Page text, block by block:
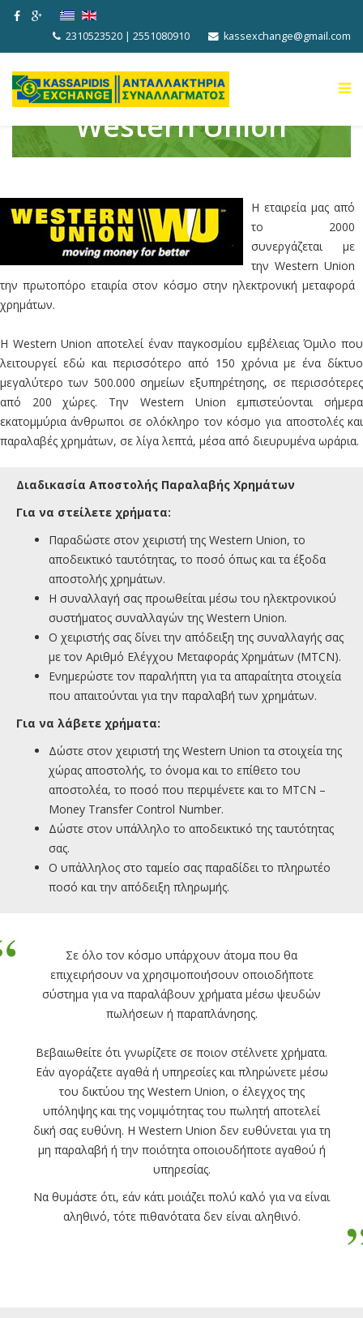
2310523520 | 2551080910 kassexchange@gmail.com
Western Union
Η εταιρεία μας από
το 2000
συνεργάζεται με
την Western Union
την πρωτοπόρο εταιρία στον κόσμο στην ηλεκτρονική μεταφορά
χρημάτων.
Η Western Union αποτελεί έναν παγκοσμίου εμβέλειας Όμιλο που
λειτουργεί εδώ και περισσότερο από 150 χρόνια με ένα δίκτυο
μεγαλύτερο των 500.000 σημείων εξυπηρέτησης, σε περισσότερες
από 200 χώρες. Την Western Union εμπιστεύονται σήμερα
εκατομμύρια άνθρωποι σε ολόκληρο τον κόσμο για αποστολές και
παραλαβές χρημάτων, σε λίγα λεπτά, μέσα από διευρυμένα ωράρια.
Διαδικασία Αποστολής Παραλαβής Χρημάτων
Για να στείλετε χρήματα:
Παραδώστε στον χειριστή της Western Union, το
αποδεικτικό ταυτότητας, το ποσό όπως και τα έξοδα
αποστολής χρημάτων.
Η συναλλαγή σας προωθείται μέσω του ηλεκτρονικού
συστήματος συναλλαγών της Western Union.
Ο χειριστής σας δίνει την απόδειξη της συναλλαγής σας
με τον Αριθμό Ελέγχου Μεταφοράς Χρημάτων (MTCN).
Ενημερώστε τον παραλήπτη για τα απαραίτητα στοιχεία
που απαιτούνται για την παραλαβή των χρημάτων.
Για να λάβετε χρήματα:
Δώστε στον χειριστή της Western Union τα στοιχεία της
χώρας αποστολής, το όνομα και το επίθετο του
αποστολέα, το ποσό που περιμένετε και το MTCN –
Money Transfer Control Number.
Δώστε στον υπάλληλο το αποδεικτικό της ταυτότητας
σας.
Ο υπάλληλος στο ταμείο σας παραδίδει το πληρωτέο
ποσό και την απόδειξη πληρωμής.
Σε όλο τον κόσμο υπάρχουν άτομα που θα
επιχειρήσουν να χρησιμοποιήσουν οποιοδήποτε
σύστημα για να παραλάβουν χρήματα μέσω ψευδών
πωλήσεων ή παραπλάνησης.
Βεβαιωθείτε ότι γνωρίζετε σε ποιον στέλνετε χρήματα.
Εάν αγοράζετε αγαθά ή υπηρεσίες και πληρώνετε μέσω
του δικτύου της Western Union, ο έλεγχος της
υπόληψης και της νομιμότητας του πωλητή αποτελεί
δική σας ευθύνη. Η Western Union δεν ευθύνεται για τη
μη παραλαβή ή την ποιότητα οποιουδήποτε αγαθού ή
υπηρεσίας.
Να θυμάστε ότι, εάν κάτι μοιάζει πολύ καλό για να είναι
αληθινό, τότε πιθανότατα δεν είναι αληθινό.